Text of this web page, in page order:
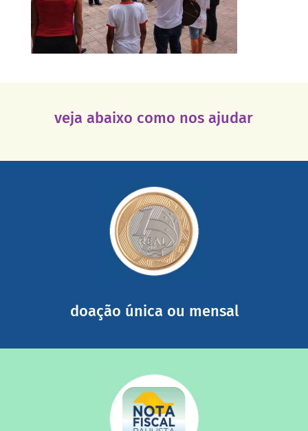
veja abaixo como nos ajudar
doação única ou mensal
mail mostrando tudo o que fizemos com a sua ajuda
somada a de outras pessoas.
saiba mais